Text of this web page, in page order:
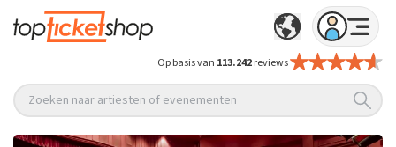
Op basis van 113.242reviews
Zoeken naar artiesten of evenementen